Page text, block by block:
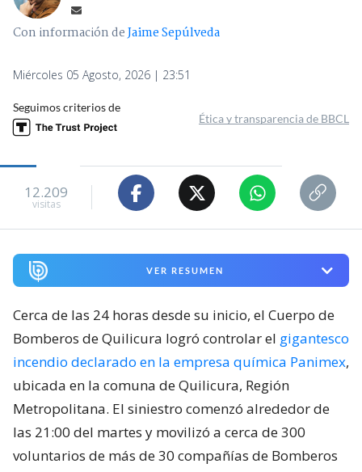
Con información deJaime Sepúlveda
Miércoles 05 Agosto, 2026 | 23:51
Seguimos criterios de
Ética y transparencia de BBCL
12.209
visitas
VER RESUMEN
Cerca de las 24 horas desde su inicio, el Cuerpo de
Bomberos de Quilicura logró controlar el gigantesco
incendio declarado en la empresa química Panimex,
ubicada en la comuna de Quilicura, Región
Metropolitana. El siniestro comenzó alrededor de
las 21:00 del martes y movilizó a cerca de 300
voluntarios de más de 30 compañías de Bomberos